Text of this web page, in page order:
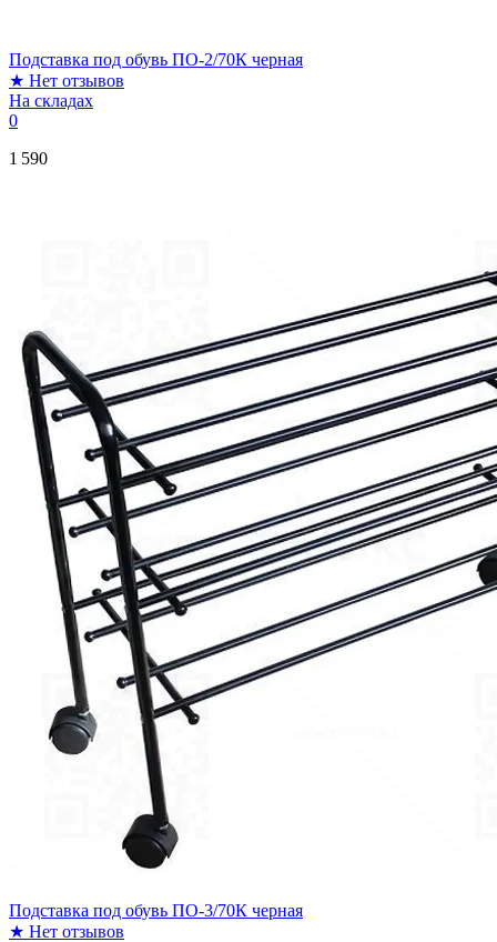
Подставка под обувь ПО-2/70К черная
★ Нет отзывов
На складах
0
1 590
Подставка под обувь ПО-3/70К черная
★ Нет отзывов